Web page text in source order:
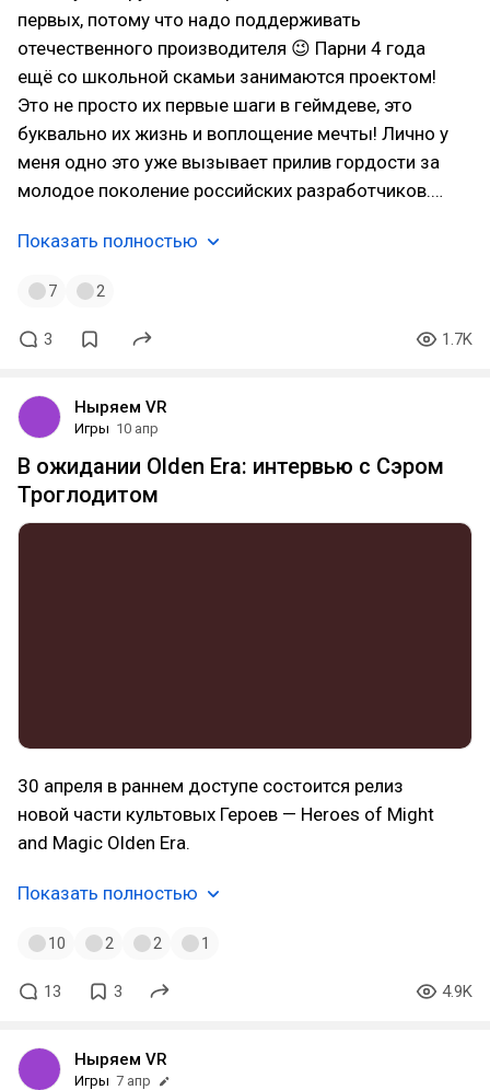
первых, потому что надо поддерживать
отечественного производителя 😉 Парни 4 года
ещё со школьной скамьи занимаются проектом!
Это не просто их первые шаги в геймдеве, это
буквально их жизнь и воплощение мечты! Лично у
меня одно это уже вызывает прилив гордости за
молодое поколение российских разработчиков.…
Показать полностью
7 2
3 1.7K
Ныряем VR
Игры 10 апр
В ожидании Olden Era: интервью с Сэром
Троглодитом
30 апреля в раннем доступе состоится релиз
новой части культовых Героев — Heroes of Might
and Magic Olden Era.
Показать полностью
10 2 2 1
13 3 4.9K
Ныряем VR
Игры 7 апр